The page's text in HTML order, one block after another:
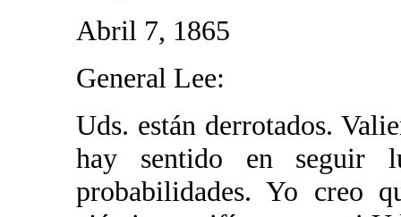
Abril 7, 1865
General Lee:
Uds. están derrotados.
hay sentido en seguir
probabilidades. Yo creo